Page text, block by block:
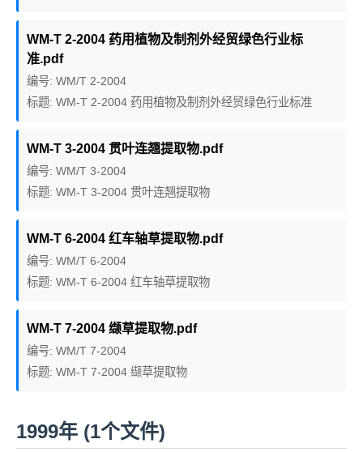
WM-T 2-2004 药用植物及制剂外经贸绿色行业标
准.pdf
编号: WM/T 2-2004
标题: WM-T 2-2004 药用植物及制剂外经贸绿色行业标准
WM-T 3-2004 贯叶连翘提取物.pdf
编号: WM/T 3-2004
标题: WM-T 3-2004 贯叶连翘提取物
WM-T 6-2004 红车轴草提取物.pdf
编号: WM/T 6-2004
标题: WM-T 6-2004 红车轴草提取物
WM-T 7-2004 缬草提取物.pdf
编号: WM/T 7-2004
标题: WM-T 7-2004 缬草提取物
1999年 (1个文件)